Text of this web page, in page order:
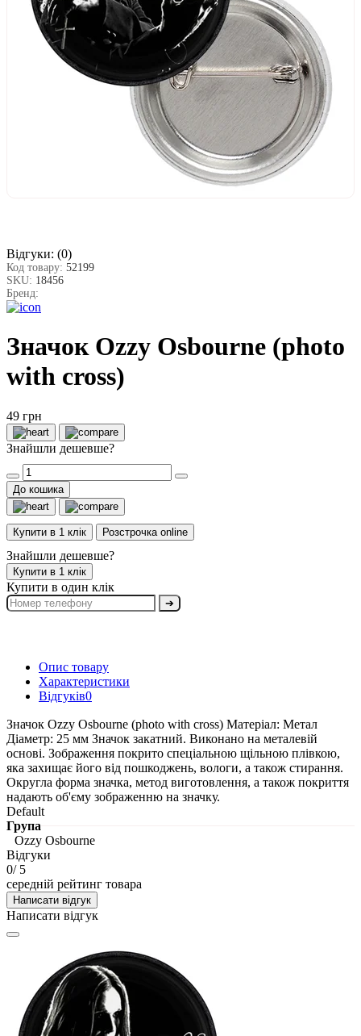
Відгуки: (0)
Код товару: 52199
SKU: 18456
Бренд:
Значок Ozzy Osbourne (photo
with cross)
49 грн
Знайшли дешевше?
До кошика
Купити в 1 клік Розстрочка online
Знайшли дешевше?
Купити в 1 клік
Купити в один клік
➔
Опис товару
Характеристики
Відгуків0
Значок Ozzy Osbourne (photo with cross) Матеріал: Метал
Діаметр: 25 мм Значок закатний. Виконано на металевій
основі. Зображення покрито спеціальною щільною плівкою,
яка захищає його від пошкоджень, вологи, а також стирання.
Округла форма значка, метод виготовлення, а також покриття
надають об'єму зображенню на значку.
Default
Група
Ozzy Osbourne
Відгуки
0/ 5
середній рейтинг товара
Написати відгук
Написати відгук